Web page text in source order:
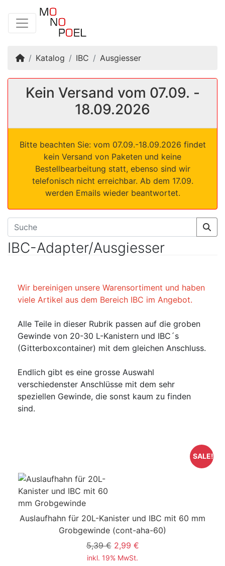
Startseite
Katalog IBC Ausgiesser
Kein Versand vom 07.09. -
18.09.2026
Bitte beachten Sie: vom 07.09.-18.09.2026 findet
kein Versand von Paketen und keine
Bestellbearbeitung statt, ebenso sind wir
telefonisch nicht erreichbar. Ab dem 17.09.
werden Emails wieder beantwortet.
IBC-Adapter/Ausgiesser
Wir bereinigen unsere Warensortiment und haben
viele Artikel aus dem Bereich IBC im Angebot.
Alle Teile in dieser Rubrik passen auf die groben
Gewinde von 20-30 L-Kanistern und IBC´s
(Gitterboxcontainer) mit dem gleichen Anschluss.
Endlich gibt es eine grosse Auswahl
verschiedenster Anschlüsse mit dem sehr
speziellen Gewinde, die sonst kaum zu finden
sind.
Auslaufhahn für 20L-Kanister und IBC mit 60 mm
Grobgewinde (cont-aha-60)
5,39 € 2,99 €
inkl. 19% MwSt.
SALE!